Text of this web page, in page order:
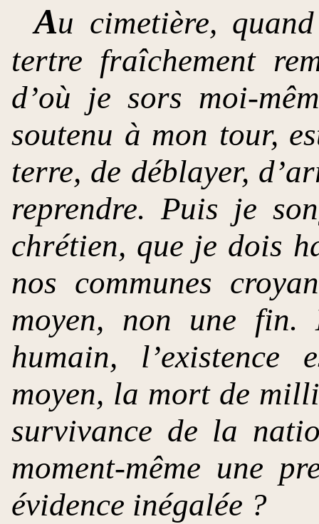
Au cimetière,
tertre fraîchement
d’où je sors moi-
soutenu à mon tour,
terre, de déblayer,
reprendre. Puis je
chrétien, que je dois
nos communes
moyen, non une
humain, l’existence
moyen, la mort de
survivance de la
moment-même une
évidence inégalée ?